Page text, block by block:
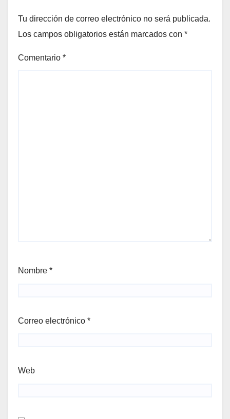
Tu dirección de correo electrónico no será publicada.
Los campos obligatorios están marcados con *
Comentario *
Nombre *
Correo electrónico *
Web